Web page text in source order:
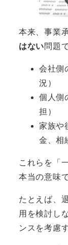
本来、事業
はない問題
会社側
況）
個人側
担）
家族や
金、相
これらを「
本当の意味
たとえば、
用を検討し
ンスを考慮